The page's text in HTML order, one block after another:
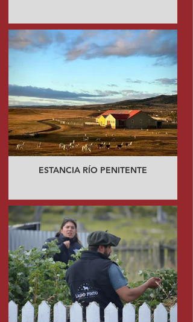
ESTANCIA RÍO PENITENTE